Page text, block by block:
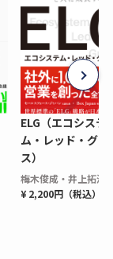
ELG（エコシステ
ム・レッド・グロ
ス）
梅木俊成・井上拓海
¥ 2,200円（税込）